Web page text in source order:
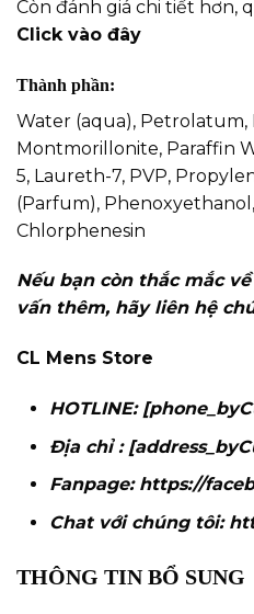
Còn đánh giá chi tiết hơn,
Click vào đây
Thành phần:
Water (aqua), Petrolatum,
Montmorillonite, Paraffin
5, Laureth-7, PVP,
(Parfum),
Chlorphenesin
Nếu bạn còn thắc mắc
vấn thêm, hãy liên hệ
CL Mens Store
HOTLINE:
Địa chỉ :
Fanpage: https://
Chat với chúng tôi:
THÔNG TIN BỔ SUNG